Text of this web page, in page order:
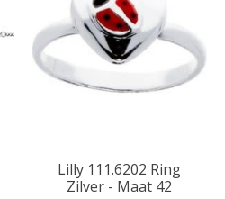
Lilly 111.6202 Ring
Zilver - Maat 42